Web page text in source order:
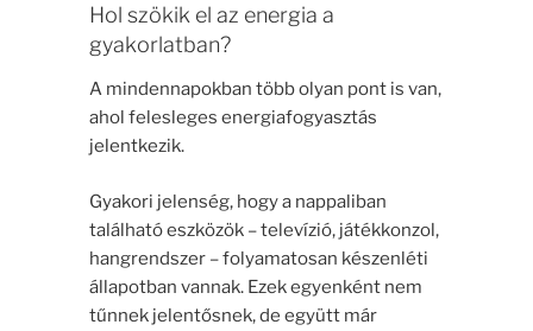
Hol szökik el az energia a
gyakorlatban?
A mindennapokban több olyan pont is van,
ahol felesleges energiafogyasztás
jelentkezik.
Gyakori jelenség, hogy a nappaliban
található eszközök – televízió, játékkonzol,
hangrendszer – folyamatosan készenléti
állapotban vannak. Ezek egyenként nem
tűnnek jelentősnek, de együtt már